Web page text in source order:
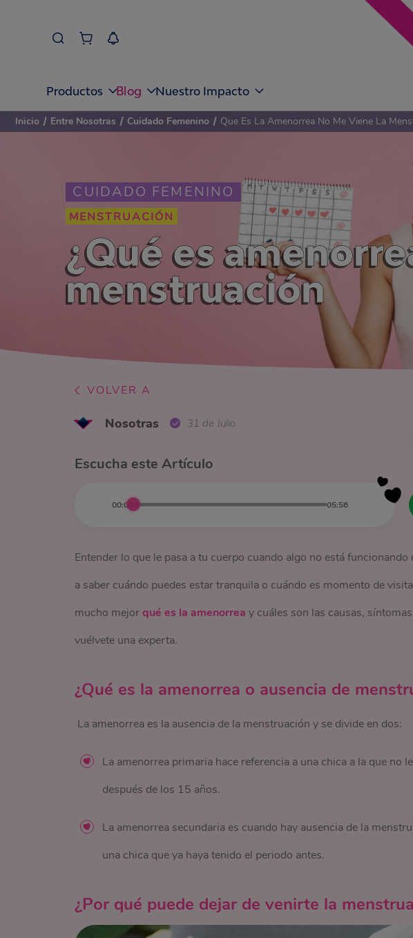
Productos Blog Nuestro Impacto
CUIDADO FEMENINO
MENSTRUACIÓN
¿Qué es
menstruación
Inicio / Entre Nosotras / Cuidado Femenino / Que Es La Amenorrea No Me Viene La
VOLVER A
Nosotras 31 de Julio
Escucha este Artículo
00:00 05:56
Entender lo que le pasa a tu cuerpo cuando algo no está
a saber cuándo puedes estar tranquila o cuándo es momento de
mucho mejorqué es la amenorrea y cuáles son las causas,
vuélvete una experta.
¿Qué es la amenorrea o ausencia de
La amenorrea es la ausencia de la menstruación y se divide en dos:
La amenorrea primaria hace referencia a una chica a la que no
después de los 15 años.
La amenorrea secundaria es cuando hay ausencia de la
una chica que ya haya tenido el periodo antes.
¿Por qué puede dejar de venirte la